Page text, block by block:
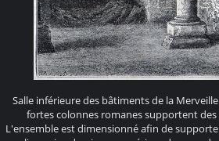
Salle inférieure des bâtiments de la
fortes colonnes romanes supportent des
L'ensemble est dimensionné afin de